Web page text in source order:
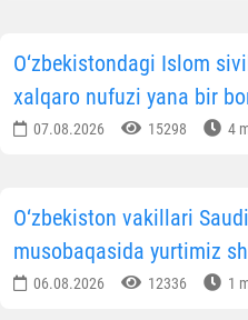
O‘zbekistondagi Islom
xalqaro nufuzi yana bir
07.08.2026 15298 4
O‘zbekiston vakillari
musobaqasida yurtimiz
06.08.2026 12336 1